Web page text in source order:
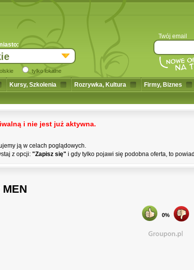
tylko lokalne
Twój email
Kursy, Szkolenia Rozrywka, Kultura Firmy, Biznes
i nie jest już aktywna.
ją w celach poglądowych.
z opcji: "Zapisz się" i gdy tylko pojawi się podobna oferta, to
0%